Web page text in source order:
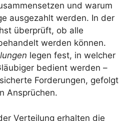
und warum
ausgezahlt werden. In der
überprüft, ob alle
werden können.
legen fest, in welcher
bedient werden –
Forderungen, gefolgt
Ansprüchen.
Verteilung erhalten die